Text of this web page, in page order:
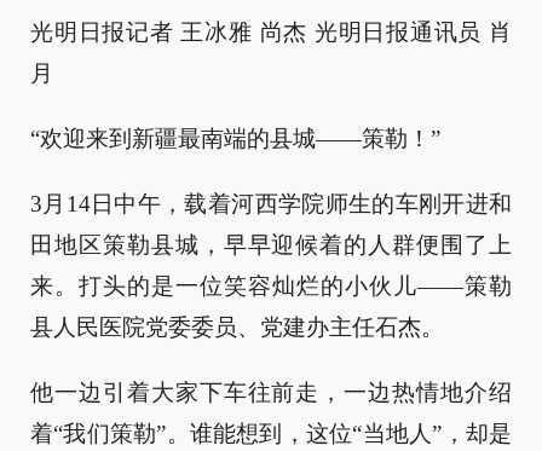
光明日报记者 王冰雅 尚杰 光明日报通讯员 肖
月
“欢迎来到新疆最南端的县城——策勒！”
3月14日中午，载着河西学院师生的车刚开进和
田地区策勒县城，早早迎候着的人群便围了上
来。打头的是一位笑容灿烂的小伙儿——策勒
县人民医院党委委员、党建办主任石杰。
他一边引着大家下车往前走，一边热情地介绍
着“我们策勒”。谁能想到，这位“当地人”，却是